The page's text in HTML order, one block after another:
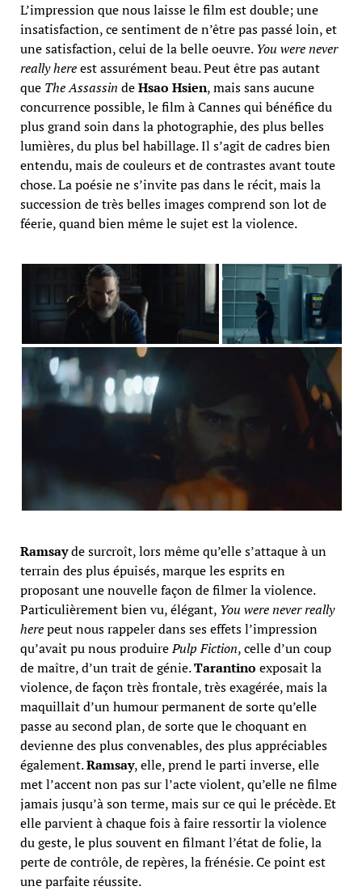
L’impression que nous laisse le film est double; une
insatisfaction, ce sentiment de n’être pas passé loin, et
une satisfaction, celui de la belle oeuvre.You were never
really hereest assurément beau. Peut être pas autant
que The Assassin deHsao Hsien, mais sans aucune
concurrence possible, le film à Cannes qui bénéfice du
plus grand soin dans la photographie, des plus belles
lumières, du plus bel habillage. Il s’agit de cadres bien
entendu, mais de couleurs et de contrastes avant toute
chose. La poésie ne s’invite pas dans le récit, mais la
succession de très belles images comprend son lot de
féerie, quand bien même le sujet est la violence.
Ramsayde surcroît, lors même qu’elle s’attaque à un
terrain des plus épuisés, marque les esprits en
proposant une nouvelle façon de filmer la violence.
Particulièrement bien vu, élégant, You were never really
herepeut nous rappeler dans ses effets l’impression
qu’avait pu nous produirePulp Fiction, celle d’un coup
de maître, d’un trait de génie.Tarantino exposait la
violence, de façon très frontale, très exagérée, mais la
maquillait d’un humour permanent de sorte qu’elle
passe au second plan, de sorte que le choquant en
devienne des plus convenables, des plus appréciables
également.Ramsay, elle, prend le parti inverse, elle
met l’accent non pas sur l’acte violent, qu’elle ne filme
jamais jusqu’à son terme, mais sur ce qui le précède. Et
elle parvient à chaque fois à faire ressortir la violence
du geste, le plus souvent en filmant l’état de folie, la
perte de contrôle, de repères, la frénésie. Ce point est
une parfaite réussite.